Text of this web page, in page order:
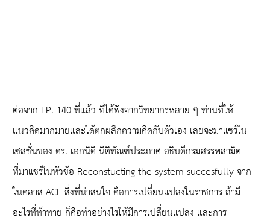
ต่อจาก EP. 140 ที่แล้ว ที่ได้ฟังจากวิทยากรหลาย ๆ ท่านที่ให้
แนวคิดมากมายและได้ตกผลึกความคิดกับตัวเอง เลยจะมาแชร์ใน
เซสชั่นของ ดร. เอกนิติ นิติทัณฑ์ประภาศ อธิบดีกรมสรรพสามิต
ที่มาแชร์ในหัวข้อ Reconstucting the system succesfully จาก
ในคลาส ACE สิ่งที่น่าสนใจ คือการเปลี่ยนแปลงในราชการ ถ้ามี
อะไรที่ท้าทาย ก็คือทำอย่างไรให้มีการเปลี่ยนแปลง และการ